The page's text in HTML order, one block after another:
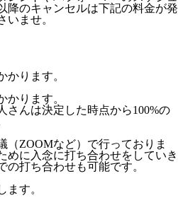
降のキャンセルは下記の料金が発
いませ。
かります。
かります。
んは決定した時点から100%の
（ZOOMなど）で行っておりま
めに入念に打ち合わせをしていき
の打ち合わせも可能です。
ます。